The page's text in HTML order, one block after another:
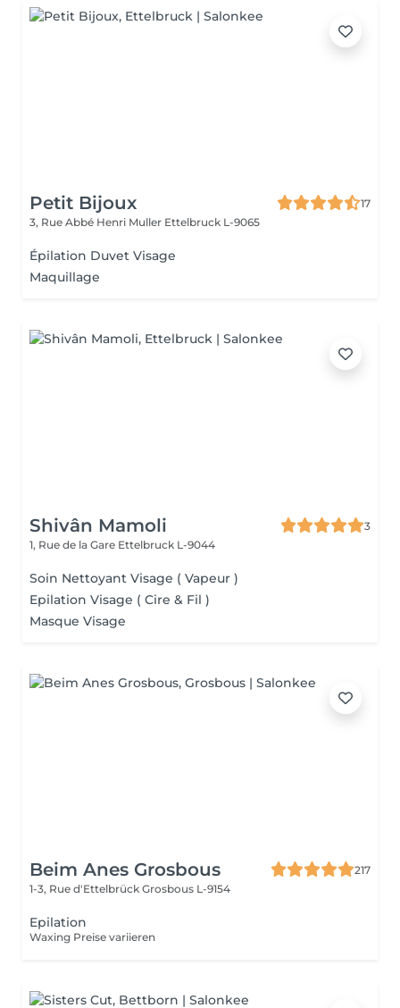
Petit Bijoux
17
3, Rue Abbé Henri Muller Ettelbruck L-9065
Épilation Duvet Visage
Maquillage
Shivân Mamoli
3
1, Rue de la Gare Ettelbruck L-9044
Soin Nettoyant Visage ( Vapeur )
Epilation Visage ( Cire & Fil )
Masque Visage
Beim Anes Grosbous
217
1-3, Rue d'Ettelbrück Grosbous L-9154
Epilation
Waxing Preise variieren